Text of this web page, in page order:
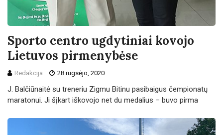
Sporto centro ugdytiniai kovojo
Lietuvos pirmenybėse
Redakcija 28 rugsėjo, 2020
J. Balčiūnaitė su treneriu Zigmu Bitinu pasibaigus čempionatų
maratonui. Ji šįkart iškovojo net du medalius – buvo pirma